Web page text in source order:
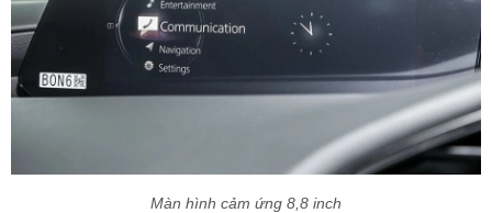
Màn hình cảm ứng 8,8 inch